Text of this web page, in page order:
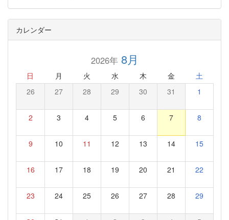
カレンダー
2026年8月
日 月 火 水 木 金 土
26 27 28 29 30 31 1
2 3 4 5 6 7 8
9 10 11 12 13 14 15
16 17 18 19 20 21 22
23 24 25 26 27 28 29